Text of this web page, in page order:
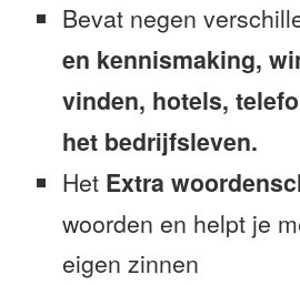
Bevat negen
en kennismaking,
vinden, hotels,
het bedrijfsleven.
Het Extra
woorden en helpt je
eigen zinnen